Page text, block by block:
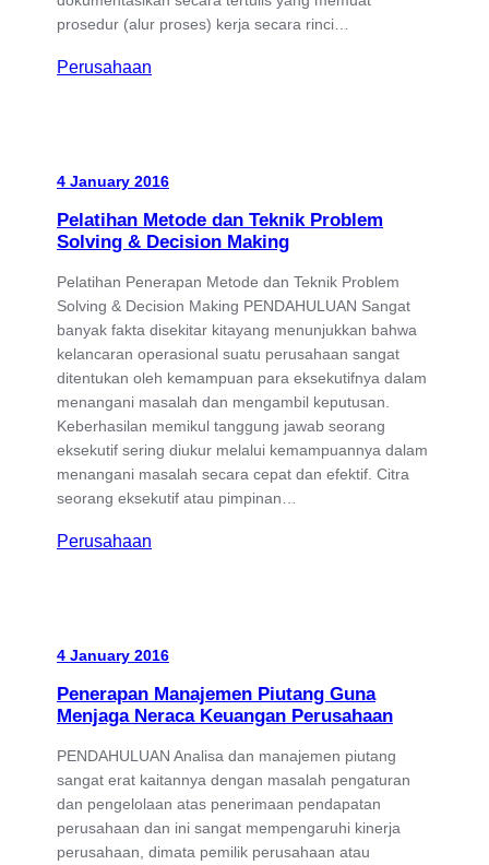
prosedur (alur proses) kerja secara rinci…
Perusahaan
4 January 2016
Pelatihan Metode dan Teknik Problem
Solving & Decision Making
Pelatihan Penerapan Metode dan Teknik Problem
Solving & Decision Making PENDAHULUAN Sangat
banyak fakta disekitar kitayang menunjukkan bahwa
kelancaran operasional suatu perusahaan sangat
ditentukan oleh kemampuan para eksekutifnya dalam
menangani masalah dan mengambil keputusan.
Keberhasilan memikul tanggung jawab seorang
eksekutif sering diukur melalui kemampuannya dalam
menangani masalah secara cepat dan efektif. Citra
seorang eksekutif atau pimpinan…
Perusahaan
4 January 2016
Penerapan Manajemen Piutang Guna
Menjaga Neraca Keuangan Perusahaan
PENDAHULUAN Analisa dan manajemen piutang
sangat erat kaitannya dengan masalah pengaturan
dan pengelolaan atas penerimaan pendapatan
perusahaan dan ini sangat mempengaruhi kinerja
perusahaan, dimata pemilik perusahaan atau